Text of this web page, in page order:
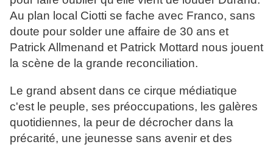
Au plan local Ciotti se fache avec Franco, sans
doute pour solder une affaire de 30 ans et
Patrick Allmenand et Patrick Mottard nous jouent
la scène de la grande reconciliation.
Le grand absent dans ce cirque médiatique
c'est le peuple, ses préoccupations, les galères
quotidiennes, la peur de décrocher dans la
précarité, une jeunesse sans avenir et des